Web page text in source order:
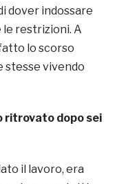
dover indossare
le restrizioni. A
lo scorso
stesse vivendo
ritrovato dopo sei
il lavoro, era